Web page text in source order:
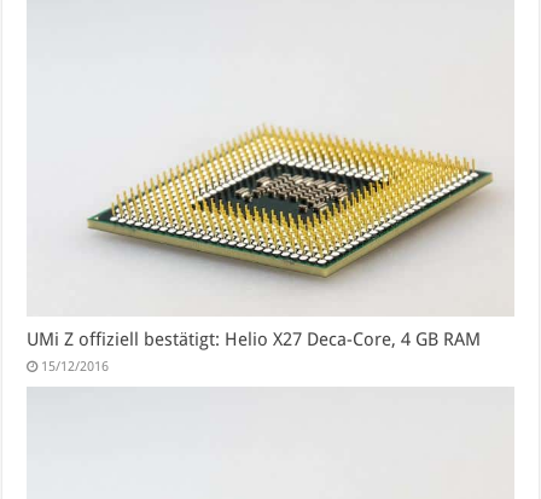
UMi Z offiziell bestätigt: Helio X27 Deca-Core, 4 GB RAM
15/12/2016